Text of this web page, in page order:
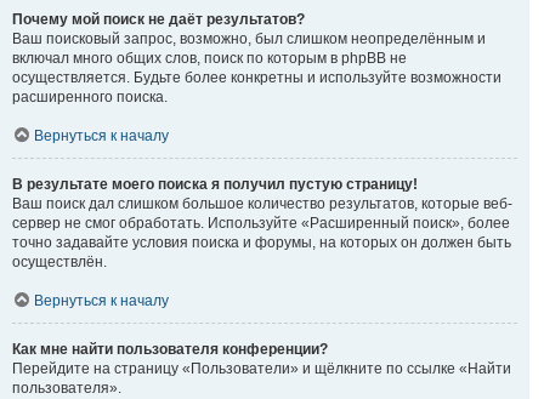
Почему мой поиск не даёт результатов?
Ваш поисковый запрос, возможно, был слишком неопределённым и
включал много общих слов, поиск по которым в phpBB не
осуществляется. Будьте более конкретны и используйте возможности
расширенного поиска.
Вернуться к началу
В результате моего поиска я получил пустую страницу!
Ваш поиск дал слишком большое количество результатов, которые веб-
сервер не смог обработать. Используйте «Расширенный поиск», более
точно задавайте условия поиска и форумы, на которых он должен быть
осуществлён.
Вернуться к началу
Как мне найти пользователя конференции?
Перейдите на страницу «Пользователи» и щёлкните по ссылке «Найти
пользователя».